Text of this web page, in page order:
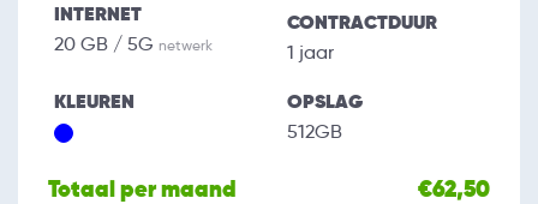
INTERNET
20 GB / 5G netwerk
CONTRACTDUUR
1 jaar
KLEUREN OPSLAG
512GB
Totaal per maand €62,50